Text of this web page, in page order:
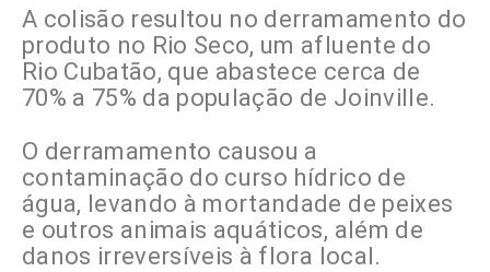
A colisão resultou no derramamento do
produto no Rio Seco, um afluente do
Rio Cubatão, que abastece cerca de
70% a 75% da população de Joinville.
O derramamento causou a
contaminação do curso hídrico de
água, levando à mortandade de peixes
e outros animais aquáticos, além de
danos irreversíveis à flora local.